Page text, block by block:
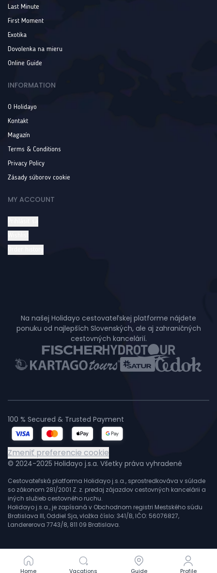
Home Vacations Guide Profile
Home Vacations Guide Profile
Last Minute
First Moment
Exotika
Dovolenka na mieru
Online Guide
INFORMATION
O Holidayo
Kontakt
Magazín
Terms & Conditions
Privacy Policy
Zásady súborov cookie
MY ACCOUNT
Na našej Holidayo cestovateľskej platforme nájdete
ponuku od najlepších Slovenských, ale aj zahraničných
cestovných kancelárií.
© 2024-2025 Holidayo j.s.a. Všetky práva vyhradené
Cestovateľská platforma Holidayo j.s.a., sprostredkováva v súlade
so zákonom 281/2001 Z. z. predaj zájazdov cestovných kancelárii a
iných služieb cestovného ruchu.
Holidayo j.s.a., je zapísaná v Obchodnom registri Mestského súdu
Bratislava III, Oddiel Sja, vložka číslo: 341/B, IČO: 56076827,
Landererova 7743/8, 811 09 Bratislava.
100 % Secured & Trusted Payment
Zmeniť preferencie cookie